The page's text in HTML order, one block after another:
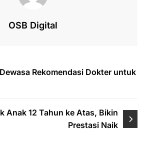
OSB Digital
Rekomendasi Dokter untuk
Anak 12 Tahun ke Atas, Bikin
Prestasi Naik